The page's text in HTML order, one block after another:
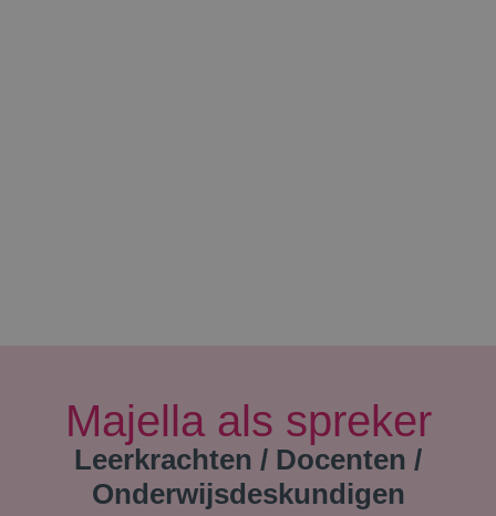
Majella als spreker
Leerkrachten / Docenten /
Onderwijsdeskundigen